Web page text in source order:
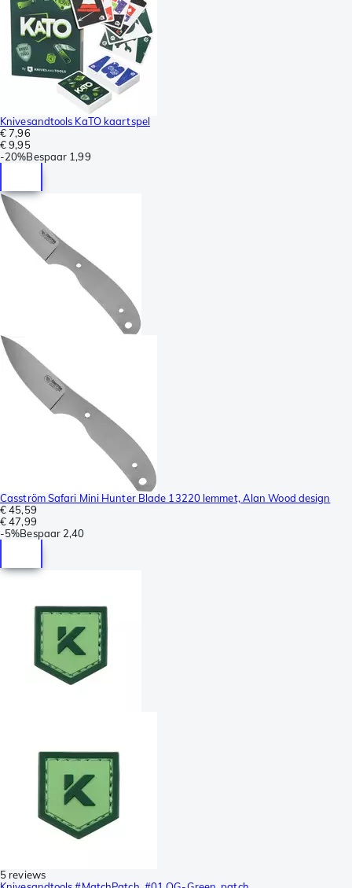
Knivesandtools KaTO kaartspel
€ 7,96
€ 9,95
-20%Bespaar 1,99
Casström Safari Mini Hunter Blade 13220 lemmet, Alan Wood design
€ 45,59
€ 47,99
-5%Bespaar 2,40
5 reviews